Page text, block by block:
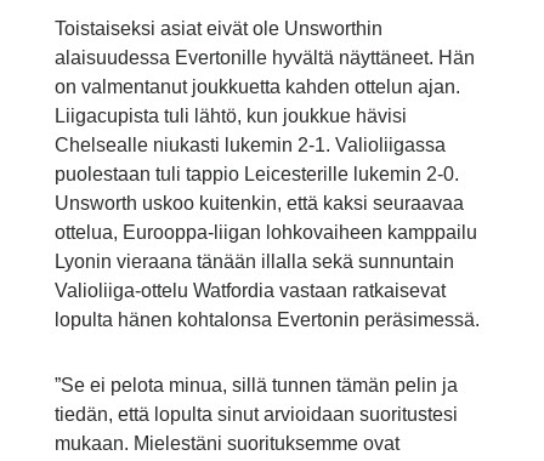
Toistaiseksi asiat eivät ole Unsworthin
alaisuudessa Evertonille hyvältä näyttäneet. Hän
on valmentanut joukkuetta kahden ottelun ajan.
Liigacupista tuli lähtö, kun joukkue hävisi
Chelsealle niukasti lukemin 2-1. Valioliigassa
puolestaan tuli tappio Leicesterille lukemin 2-0.
Unsworth uskoo kuitenkin, että kaksi seuraavaa
ottelua, Eurooppa-liigan lohkovaiheen kamppailu
Lyonin vieraana tänään illalla sekä sunnuntain
Valioliiga-ottelu Watfordia vastaan ratkaisevat
lopulta hänen kohtalonsa Evertonin peräsimessä.
”Se ei pelota minua, sillä tunnen tämän pelin ja
tiedän, että lopulta sinut arvioidaan suoritustesi
mukaan. Mielestäni suorituksemme ovat